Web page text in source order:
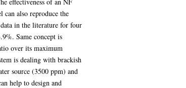
also reproduce the
in the literature for four
Same concept is
over its maximum
is dealing with brackish
source (3500 ppm) and
help to design and